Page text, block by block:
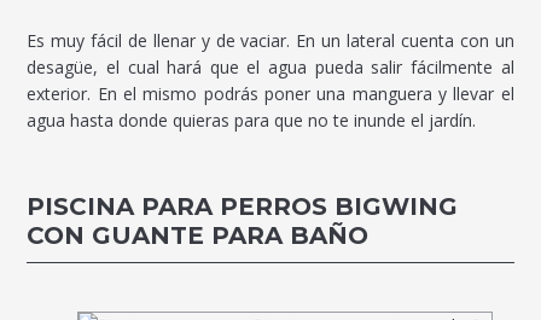
Es muy fácil de llenar y de vaciar. En un lateral cuenta con un
desagüe, el cual hará que el agua pueda salir fácilmente al
exterior. En el mismo podrás poner una manguera y llevar el
agua hasta donde quieras para que no te inunde el jardín.
PISCINA PARA PERROS BIGWING
CON GUANTE PARA BAÑO